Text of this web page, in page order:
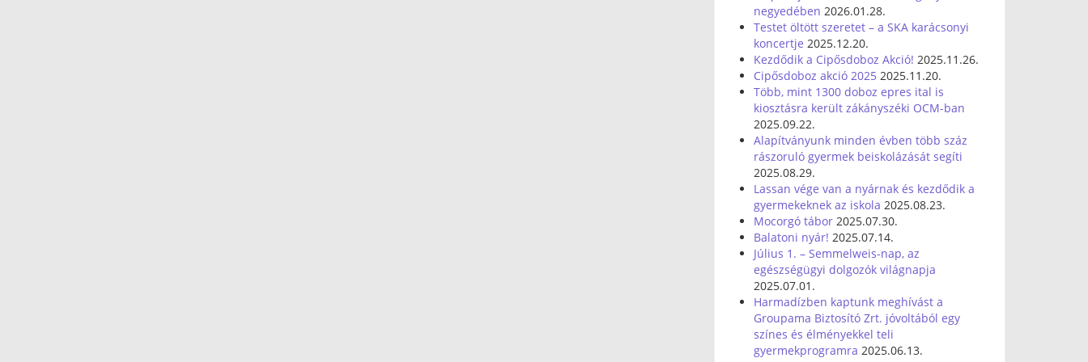
negyedében 2026.01.28.
Testet öltött szeretet – a SKA karácsonyi
koncertje 2025.12.20.
Kezdődik a Cipősdoboz Akció! 2025.11.26.
Cipősdoboz akció 2025 2025.11.20.
Több, mint 1300 doboz epres ital is
kiosztásra került zákányszéki OCM-ban
2025.09.22.
Alapítványunk minden évben több száz
rászoruló gyermek beiskolázását segíti
2025.08.29.
Lassan vége van a nyárnak és kezdődik a
gyermekeknek az iskola 2025.08.23.
Mocorgó tábor 2025.07.30.
Balatoni nyár! 2025.07.14.
Július 1. – Semmelweis-nap, az
egészségügyi dolgozók világnapja
2025.07.01.
Harmadízben kaptunk meghívást a
Groupama Biztosító Zrt. jóvoltából egy
színes és élményekkel teli
gyermekprogramra 2025.06.13.